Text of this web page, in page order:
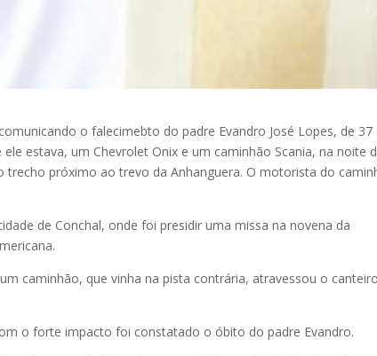
o falecimebto do padre Evandro José Lopes, de 37
estava, um Chevrolet Onix e um caminhão Scania, na noite
próximo ao trevo da Anhanguera. O motorista do
de Conchal, onde foi presidir uma missa na novena da
caminhão, que vinha na pista contrária, atravessou o canteiro
o forte impacto foi constatado o óbito do padre Evandro.